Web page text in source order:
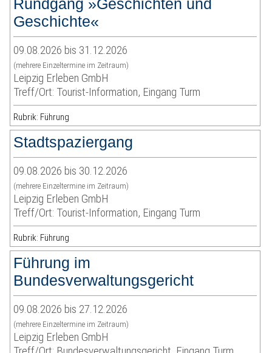
Rundgang »Geschichten und
Geschichte«
09.08.2026 bis 31.12.2026
(mehrere Einzeltermine im Zeitraum)
Leipzig Erleben GmbH
Treff/Ort: Tourist-Information, Eingang Turm
Rubrik: Führung
Stadtspaziergang
09.08.2026 bis 30.12.2026
(mehrere Einzeltermine im Zeitraum)
Leipzig Erleben GmbH
Treff/Ort: Tourist-Information, Eingang Turm
Rubrik: Führung
Führung im
Bundesverwaltungsgericht
09.08.2026 bis 27.12.2026
(mehrere Einzeltermine im Zeitraum)
Leipzig Erleben GmbH